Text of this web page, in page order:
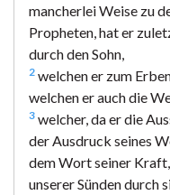
mancherlei Weise zu
Propheten, hat er
durch den Sohn,
2 welchen er zum
welchen er auch die
3 welcher, da er die
der Ausdruck seines
dem Wort seiner
unserer Sünden durch